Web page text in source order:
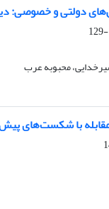
دولتی و خصوصی:
محبوبه عرب
با شکست‌های